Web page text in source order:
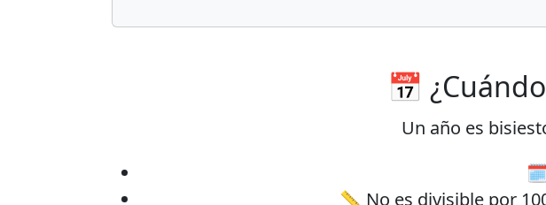
📅
Un año es
🗓️
📏 No es divisible por